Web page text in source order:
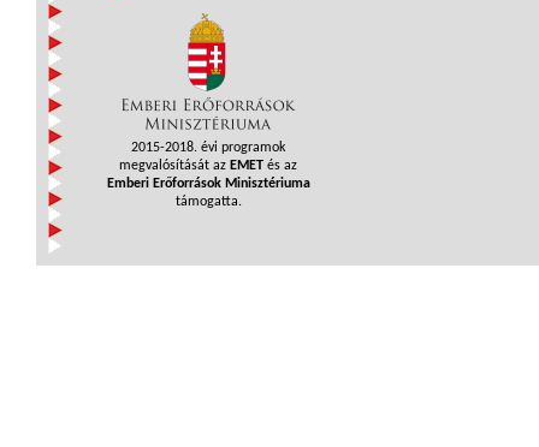
2015-2018. évi programok
megvalósítását az EMET és az
Emberi Erőforrások Minisztériuma
támogatta.